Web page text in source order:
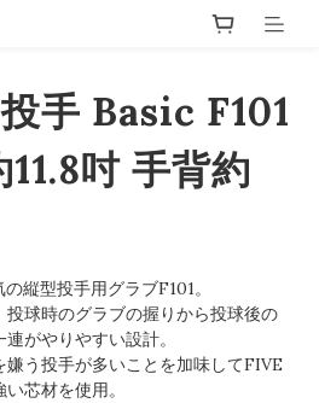
手 Basic F101
吋 手背約
縦型投手用グラブF101。
球時のグラブの握りから投球後の
がやりやすい設計。
う投手が多いことを加味してFIVE
芯材を使用。